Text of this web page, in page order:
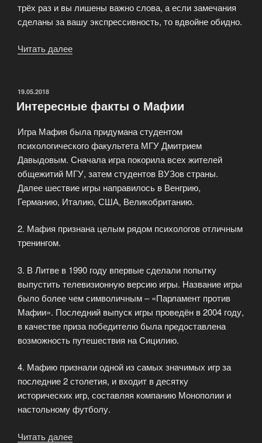
трёх раз и вы лишены важно слова, а если замечания
сделаны за вашу экспрессивность, то вдвойне обидно.
Читать далее
ОПУБЛИКОВАНО
19.05.2018
Интересные факты о Мафии
Игра Мафия была придумана студентом
психологического факультета МГУ Дмитрием
Давыдовым. Сначала игра покорила всех жителей
общежитий МГУ, затем студентов ВУЗов страны.
Далее шествие игры направилось в Венгрию,
Германию, Италию, США, Великобританию.
2. Мафия признана целым рядом психологов отличным
тренингом.
3. В Литве в 1990 году впервые сделали попытку
выпустить телевизионную версию игры. Название игры
было более чем символичным – «Парламент против
Мафии». Последний выпуск игры проведён в 2004 году,
в качестве приза победителю была предоставлена
возможность путешествия на Сицилию.
4. Мафию признали одной из самых значимых игр за
последние 2 столетия, и входит в десятку
исторических игр, составляя компанию Монополии и
настольному футболу.
Читать далее